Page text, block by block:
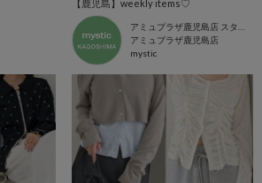
【鹿児島】weekly items♡
アミュプラザ鹿児島店
mystic